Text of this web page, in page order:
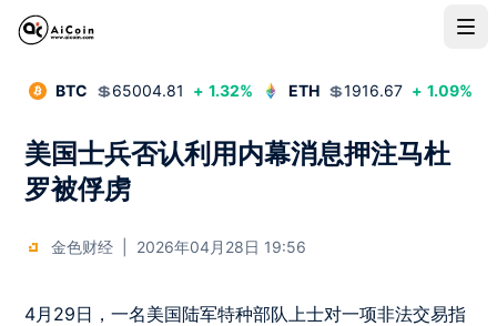
BTC 💲65004.81 + 1.32% ETH 💲1916.67 + 1.09%
美国士兵否认利用内幕消息押注马杜
罗被俘虏
金色财经 2026年04月28日 19:56
4月29日，一名美国陆军特种部队上士对一项非法交易指